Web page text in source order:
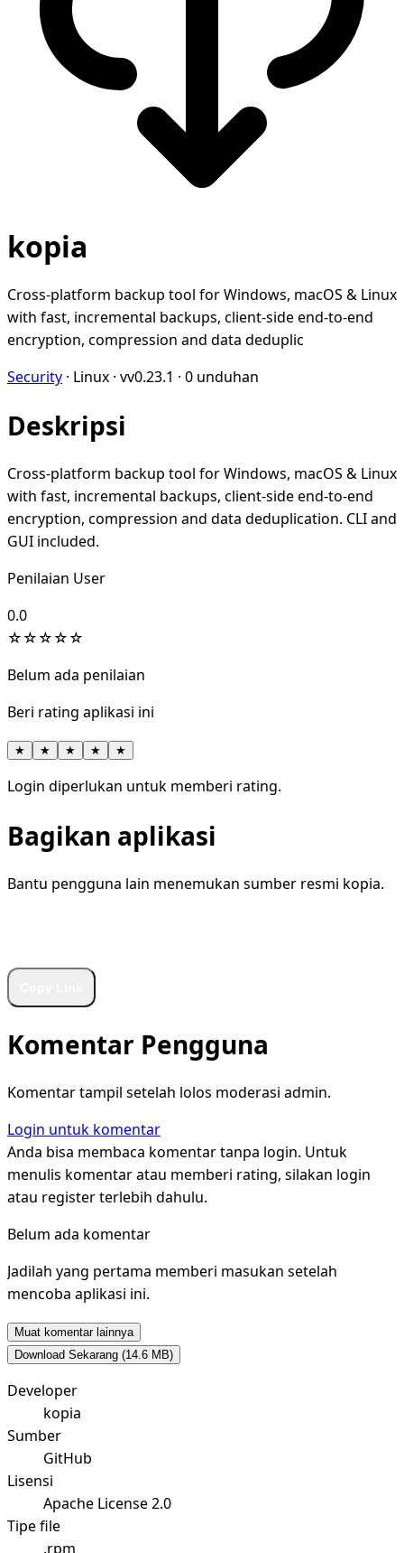
kopia
Cross-platform backup tool for Windows, macOS & Linux
with fast, incremental backups, client-side end-to-end
encryption, compression and data deduplic
Security · Linux · vv0.23.1 · 0 unduhan
Deskripsi
Cross-platform backup tool for Windows, macOS & Linux
with fast, incremental backups, client-side end-to-end
encryption, compression and data deduplication. CLI and
GUI included.
Penilaian User
0.0
☆☆☆☆☆
Belum ada penilaian
Beri rating aplikasi ini
★ ★ ★ ★ ★
Login diperlukan untuk memberi rating.
Bagikan aplikasi
Bantu pengguna lain menemukan sumber resmi kopia.
Komentar Pengguna
Komentar tampil setelah lolos moderasi admin.
Login untuk komentar
Anda bisa membaca komentar tanpa login. Untuk
menulis komentar atau memberi rating, silakan login
atau register terlebih dahulu.
Belum ada komentar
Jadilah yang pertama memberi masukan setelah
mencoba aplikasi ini.
Muat komentar lainnya
Download Sekarang (14.6 MB)
Developer
kopia
Sumber
GitHub
Lisensi
Apache License 2.0
Tipe file
.rpm